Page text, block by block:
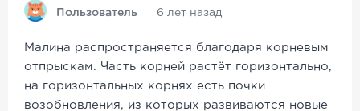
Пользователь 6 лет назад
Малина распространяется благодаря корневым
отпрыскам. Часть корней растёт горизонтально,
на горизонтальных корнях есть почки
возобновления, из которых развиваются новые